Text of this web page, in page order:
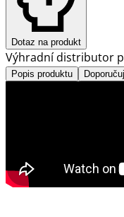
Dotaz na produkt
Výhradní distributor
Popis produktu